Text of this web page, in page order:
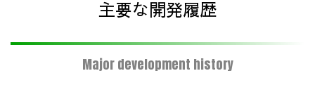
主要な開発履歴
Major development history